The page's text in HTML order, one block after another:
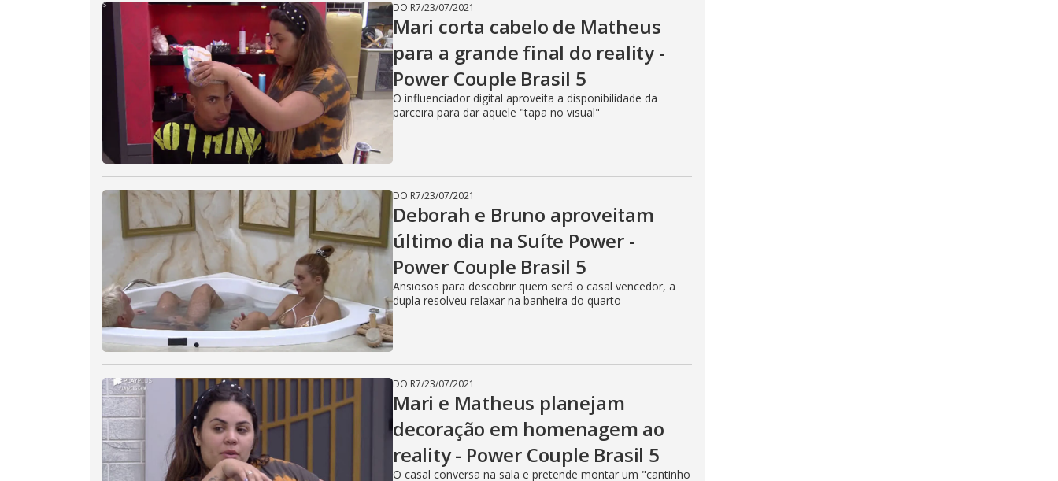
DO R7/23/07/2021
Mari corta cabelo de Matheus
para a grande final do reality -
Power Couple Brasil 5
O influenciador digital aproveita a disponibilidade da
parceira para dar aquele "tapa no visual"
DO R7/23/07/2021
Deborah e Bruno aproveitam
último dia na Suíte Power -
Power Couple Brasil 5
Ansiosos para descobrir quem será o casal vencedor, a
dupla resolveu relaxar na banheira do quarto
DO R7/23/07/2021
Mari e Matheus planejam
decoração em homenagem ao
reality - Power Couple Brasil 5
O casal conversa na sala e pretende montar um "cantinho